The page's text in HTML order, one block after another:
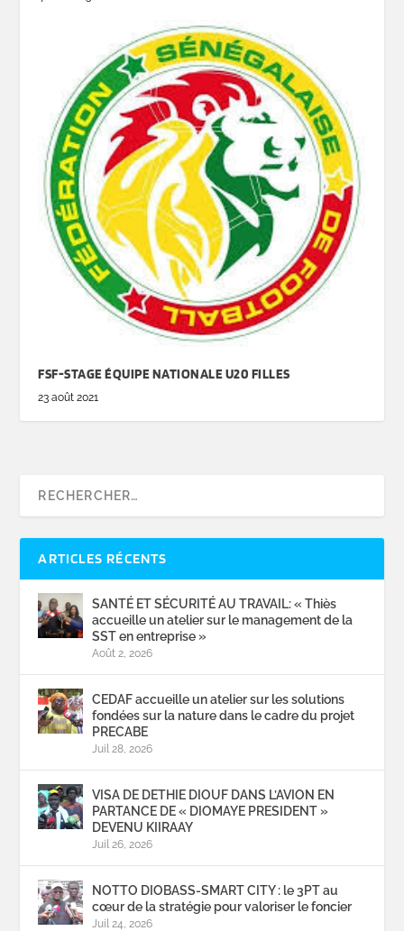
FSF-STAGE ÉQUIPE NATIONALE U20 FILLES
23 août 2021
ARTICLES RÉCENTS
SANTÉ ET SÉCURITÉ AU TRAVAIL: « Thiès
accueille un atelier sur le management de la
SST en entreprise »
Août 2, 2026
CEDAF accueille un atelier sur les solutions
fondées sur la nature dans le cadre du projet
PRECABE
Juil 28, 2026
VISA DE DETHIE DIOUF DANS L’AVION EN
PARTANCE DE « DIOMAYE PRESIDENT »
DEVENU KIIRAAY
Juil 26, 2026
NOTTO DIOBASS-SMART CITY : le 3PT au
cœur de la stratégie pour valoriser le foncier
Juil 24, 2026